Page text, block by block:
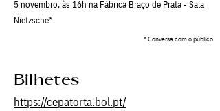
5 novembro, às 16h na Fábrica Braço de Prata - Sala
Nietzsche*
* Conversa com o público
Bilhetes
https://cepatorta.bol.pt/